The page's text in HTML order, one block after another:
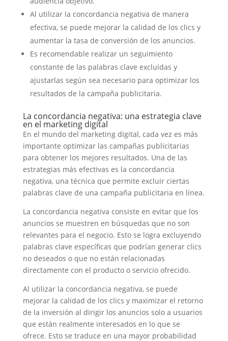
Al utilizar la concordancia negativa de manera
efectiva, se puede mejorar la calidad de los clics y
aumentar la tasa de conversión de los anuncios.
Es recomendable realizar un seguimiento
constante de las palabras clave excluidas y
ajustarlas según sea necesario para optimizar los
resultados de la campaña publicitaria.
La concordancia negativa: una estrategia clave
en el marketing digital
En el mundo del marketing digital, cada vez es más
importante optimizar las campañas publicitarias
para obtener los mejores resultados. Una de las
estrategias más efectivas es la concordancia
negativa, una técnica que permite excluir ciertas
palabras clave de una campaña publicitaria en línea.
La concordancia negativa consiste en evitar que los
anuncios se muestren en búsquedas que no son
relevantes para el negocio. Esto se logra excluyendo
palabras clave específicas que podrían generar clics
no deseados o que no están relacionadas
directamente con el producto o servicio ofrecido.
Al utilizar la concordancia negativa, se puede
mejorar la calidad de los clics y maximizar el retorno
de la inversión al dirigir los anuncios solo a usuarios
que están realmente interesados en lo que se
ofrece. Esto se traduce en una mayor probabilidad